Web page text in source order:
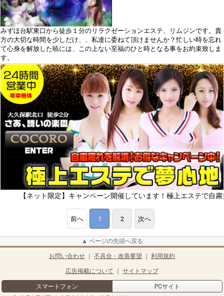
みずほ台駅東口から徒歩１分のリラクゼーションエステ、リムジンです。貴
方の大切な時間を少しだけ、、私達に委ねて頂けませんか？忙しい時を忘れ
て心身を解放した暁には、この上ない至福のひと時となる事をお約束致しま
す。
ット限定】キャンペーン開催しています！極上エステで自粛疲れを
前へ 1 2 次へ
▲ ページの先頭へ戻る
お問い合わせ ｜ 不具合・改善要望 ｜ 利用規約
広告掲載について ｜ サイトマップ
スマートフォン PCサイト